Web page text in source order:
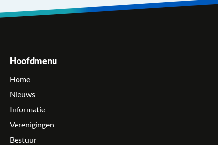
Hoofdmenu
Home
Nieuws
Informatie
Verenigingen
Bestuur